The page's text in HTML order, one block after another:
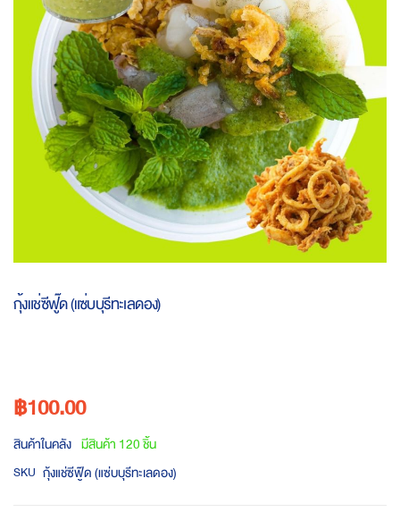
images
gallery
to
the
gallery
กุ้งแช่ซีฟู๊ด (แซ่บบุรีทะเลดอง)
฿100.00
สินค้าในคลัง มีสินค้า 120 ชิ้น
SKU กุ้งแช่ซีฟู๊ด (แซ่บบุรีทะเลดอง)